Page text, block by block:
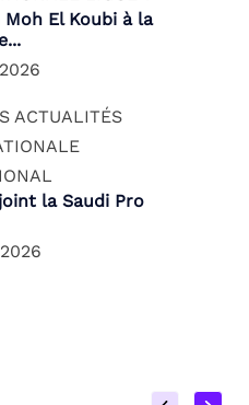
Moh El Koubi à la
ACTUALITÉS
la Saudi Pro